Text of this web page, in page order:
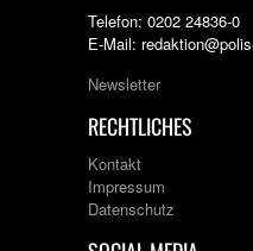
Telefon: 0202 24836-0
E-Mail:
Newsletter
RECHTLICHES
Kontakt
Impressum
Datenschutz